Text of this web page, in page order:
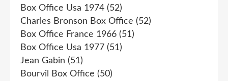
Box Office Usa 1974 (52)
Charles Bronson Box Office (52)
Box Office France 1966 (51)
Box Office Usa 1977 (51)
Jean Gabin (51)
Bourvil Box Office (50)